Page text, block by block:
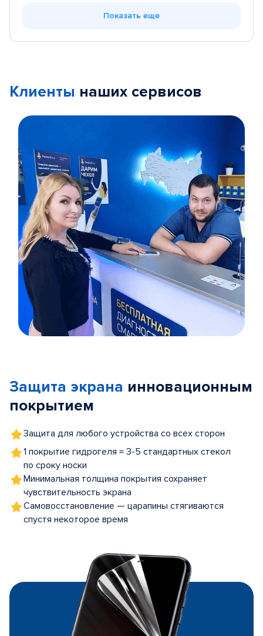
Показать еще
Клиенты наших сервисов
5
Защита экрана инновационным
покрытием
Защита для любого устройства со всех сторон
1 покрытие гидрогеля = 3-5 стандартных стекол
по сроку носки
Минимальная толщина покрытия сохраняет
чувствительность экрана
Самовосстановление — царапины стягиваются
спустя некоторое время